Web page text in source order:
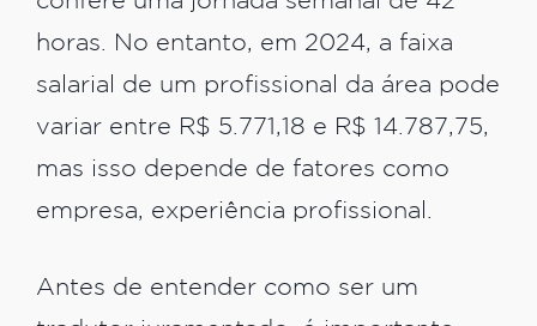
horas. No entanto, em 2024, a faixa
salarial de um profissional da área pode
variar entre R$ 5.771,18 e R$ 14.787,75,
mas isso depende de fatores como
empresa, experiência profissional.
Antes de entender como ser um